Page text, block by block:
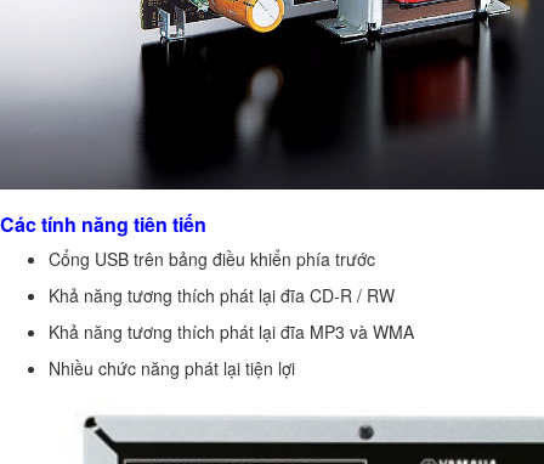
Các tính năng tiên tiến
Cổng USB trên bảng điều khiển phía trước
Khả năng tương thích phát lại đĩa CD-R / RW
Khả năng tương thích phát lại đĩa MP3 và WMA
Nhiều chức năng phát lại tiện lợi